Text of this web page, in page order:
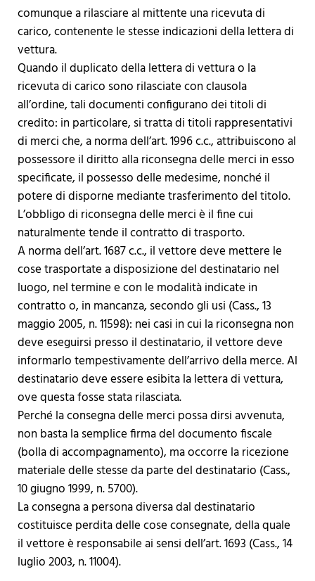
comunque a rilasciare al mittente una ricevuta di
carico, contenente le stesse indicazioni della lettera di
vettura.
Quando il duplicato della lettera di vettura o la
ricevuta di carico sono rilasciate con clausola
all’ordine, tali documenti configurano dei titoli di
credito: in particolare, si tratta di titoli rappresentativi
di merci che, a norma dell’art. 1996 c.c., attribuiscono al
possessore il diritto alla riconsegna delle merci in esso
specificate, il possesso delle medesime, nonché il
potere di disporne mediante trasferimento del titolo.
L’obbligo di riconsegna delle merci è il fine cui
naturalmente tende il contratto di trasporto.
A norma dell’art. 1687 c.c., il vettore deve mettere le
cose trasportate a disposizione del destinatario nel
luogo, nel termine e con le modalità indicate in
contratto o, in mancanza, secondo gli usi (Cass., 13
maggio 2005, n. 11598): nei casi in cui la riconsegna non
deve eseguirsi presso il destinatario, il vettore deve
informarlo tempestivamente dell’arrivo della merce. Al
destinatario deve essere esibita la lettera di vettura,
ove questa fosse stata rilasciata.
Perché la consegna delle merci possa dirsi avvenuta,
non basta la semplice firma del documento fiscale
(bolla di accompagnamento), ma occorre la ricezione
materiale delle stesse da parte del destinatario (Cass.,
10 giugno 1999, n. 5700).
La consegna a persona diversa dal destinatario
costituisce perdita delle cose consegnate, della quale
il vettore è responsabile ai sensi dell’art. 1693 (Cass., 14
luglio 2003, n. 11004).